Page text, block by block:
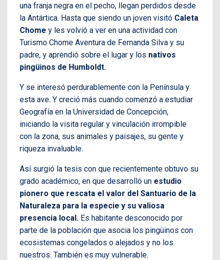
una franja negra en el pecho, llegan perdidos desde
la Antártica. Hasta que siendo un joven visitó Caleta
Chome y les volvió a ver en una actividad con
Turismo Chome Aventura de Fernanda Silva y su
padre, y aprendió sobre el lugar y los nativos
pingüinos de Humboldt.
Y se interesó perdurablemente con la Península y
esta ave. Y creció más cuando comenzó a estudiar
Geografía en la Universidad de Concepción,
iniciando la visita regular y vinculación irrompible
con la zona, sus animales y paisajes, su gente y
riqueza invaluable.
Así surgió la tesis con que recientemente obtuvo su
grado académico, en que desarrolló un estudio
pionero que rescata el valor del Santuario de la
Naturaleza para la especie y su valiosa
presencia local. Es habitante desconocido por
parte de la población que asocia los pingüinos con
ecosistemas congelados o alejados y no los
nuestros. También es muy vulnerable.